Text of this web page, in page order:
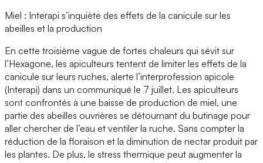
Miel : Interapi s’inquiète des effets de la canicule sur les
abeilles et la production
En cette troisième vague de fortes chaleurs qui sévit sur
l’Hexagone, les apiculteurs tentent de limiter les effets de la
canicule sur leurs ruches, alerte l’interprofession apicole
(Interapi) dans un communiqué le 7 juillet. Les apiculteurs
sont confrontés à une baisse de production de miel, une
partie des abeilles ouvrières se détournant du butinage pour
aller chercher de l’eau et ventiler la ruche. Sans compter la
réduction de la floraison et la diminution de nectar produit par
les plantes. De plus, le stress thermique peut augmenter la